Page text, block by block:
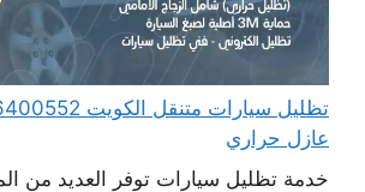
عازل حراري
خدمة تظليل سيارات توفر العديد من